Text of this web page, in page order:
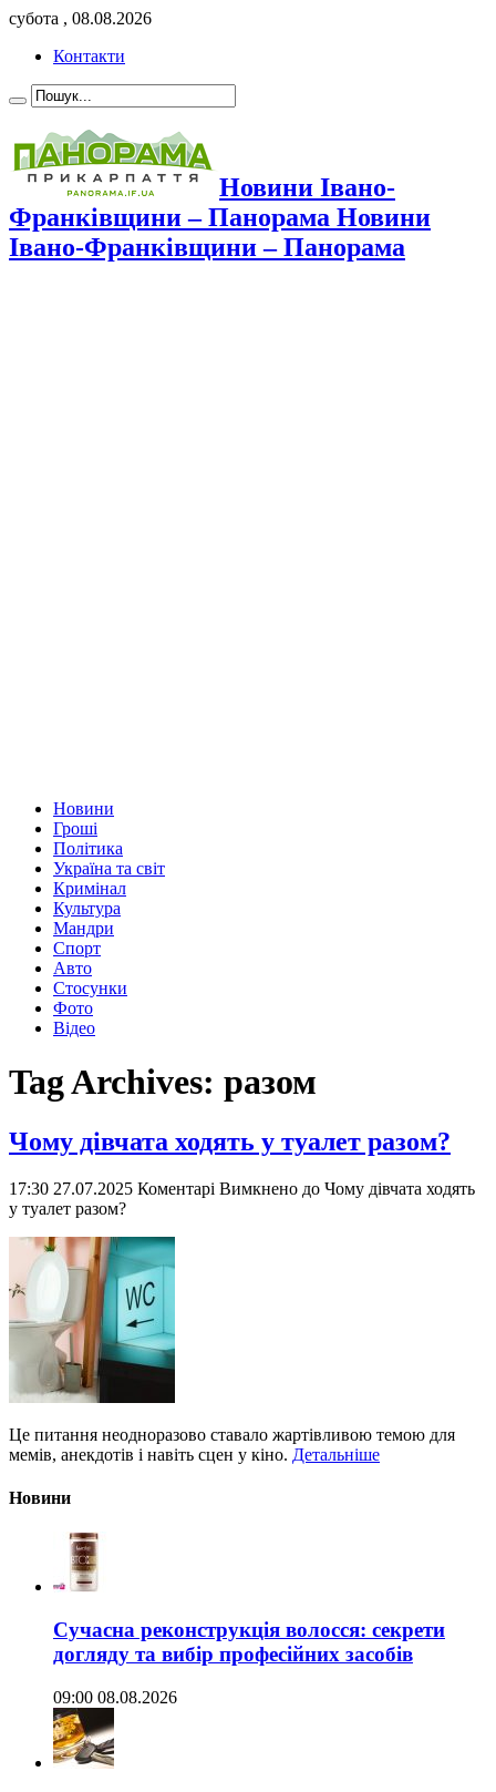
субота , 08.08.2026
Контакти
Новини Івано-
Франківщини – Панорама Новини
Івано-Франківщини – Панорама
Новини
Гроші
Політика
Україна та світ
Кримінал
Культура
Мандри
Спорт
Авто
Стосунки
Фото
Відео
Tag Archives: разом
Чому дівчата ходять у туалет разом?
17:30 27.07.2025 Коментарі Вимкнено до Чому дівчата ходять
у туалет разом?
Це питання неодноразово ставало жартівливою темою для
мемів, анекдотів і навіть сцен у кіно. Детальніше
Новини
Сучасна реконструкція волосся: секрети
догляду та вибір професійних засобів
09:00 08.08.2026